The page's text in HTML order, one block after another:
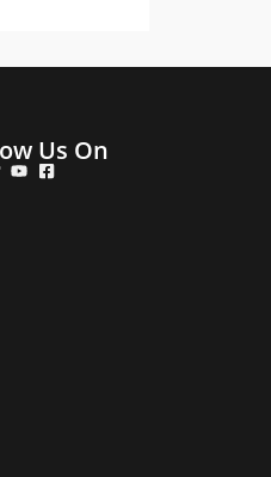
Us On